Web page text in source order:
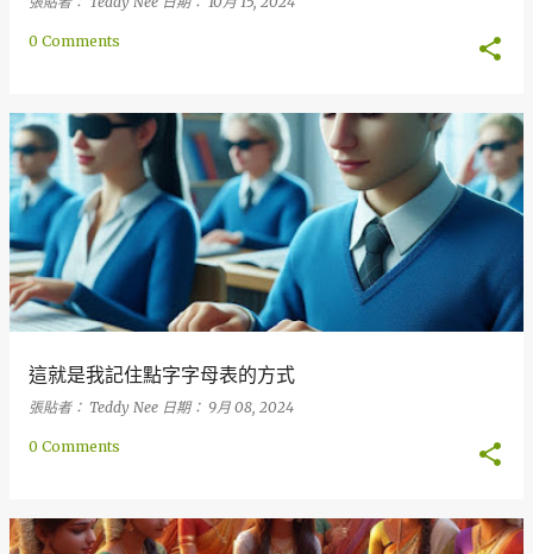
0 Comments
這就是我記住點字字母表的方式
張貼者： Teddy Nee 日期： 9月 08, 2024
0 Comments